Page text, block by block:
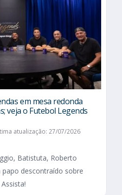
em mesa redonda
veja o Futebol Legends
atualização: 27/07/2026
Batistuta, Roberto
descontraído sobre